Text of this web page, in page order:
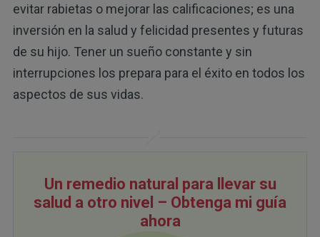
evitar rabietas o mejorar las calificaciones; es una
inversión en la salud y felicidad presentes y futuras
de su hijo. Tener un sueño constante y sin
interrupciones los prepara para el éxito en todos los
aspectos de sus vidas.
Un remedio natural para llevar su
salud a otro nivel – Obtenga mi guía
ahora